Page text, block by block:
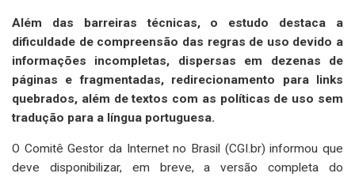
Além das barreiras técnicas, o estudo destaca a
dificuldade de compreensão das regras de uso devido a
informações incompletas, dispersas em dezenas de
páginas e fragmentadas, redirecionamento para links
quebrados, além de textos com as políticas de uso sem
tradução para a língua portuguesa.
O Comitê Gestor da Internet no Brasil (CGI.br) informou que
deve disponibilizar, em breve, a versão completa do